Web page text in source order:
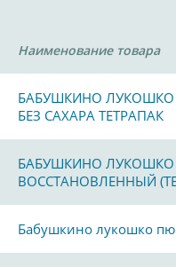
Наименование товара
БАБУШКИНО ЛУКОШКО
БЕЗ САХАРА ТЕТРАПАК
БАБУШКИНО
ВОССТАНОВЛЕННЫЙ
Бабушкино лукошко